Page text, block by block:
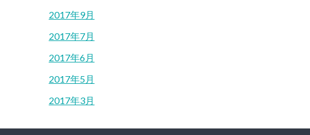
2017年9月
2017年7月
2017年6月
2017年5月
2017年3月